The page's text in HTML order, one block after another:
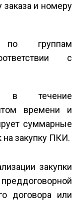
и номеру
по группам
с
в течение
времени и
суммарные
на закупку ПКИ.
закупки
договора или